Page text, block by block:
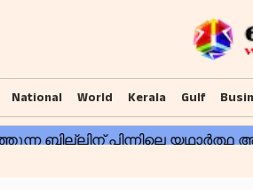
National World Kerala Gulf